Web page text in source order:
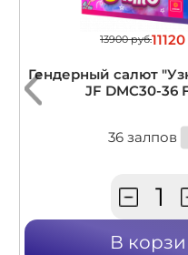
13900 руб.
Гендерный салют
JF DMC30-36
36 залпов
В